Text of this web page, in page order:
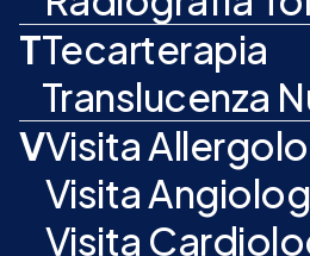
TTecarterapia
Translucenza
VVisita
Visita
Visita